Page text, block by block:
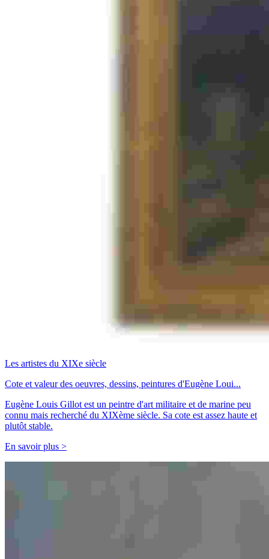
Les artistes du XIXe siècle
Cote et valeur des oeuvres, dessins, peintures d'Eugène Loui...
Eugène Louis Gillot est un peintre d'art militaire et de marine peu
connu mais recherché du XIXème siècle. Sa cote est assez haute et
plutôt stable.
En savoir plus >